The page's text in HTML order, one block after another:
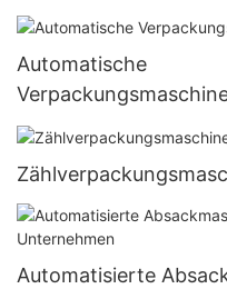
Automatische
Automatisierte